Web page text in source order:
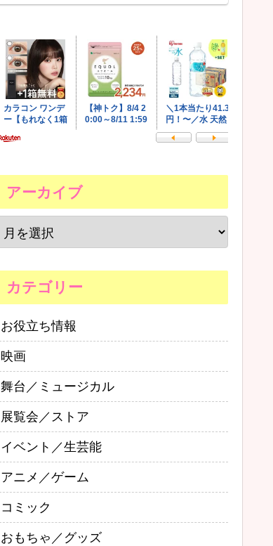
アーカイブ
カテゴリー
お役立ち情報
映画
舞台／ミュージカル
展覧会／ストア
イベント／生芸能
アニメ／ゲーム
コミック
おもちゃ／グッズ